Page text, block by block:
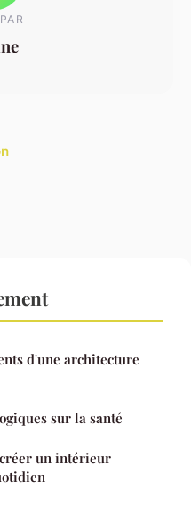
d'une architecture
sur la santé
un intérieur